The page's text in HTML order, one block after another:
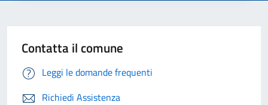
Contatta il comune
Leggi le domande frequenti
Richiedi Assistenza